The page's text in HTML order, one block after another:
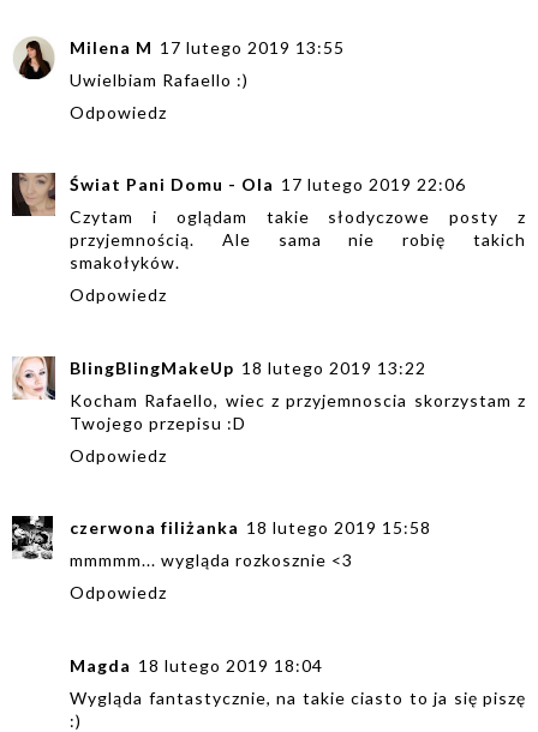
Milena M 17 lutego 2019 13:55
Uwielbiam Rafaello :)
Odpowiedz
Świat Pani Domu - Ola 17 lutego 2019 22:06
Czytam i oglądam takie słodyczowe posty z
przyjemnością. Ale sama nie robię takich
smakołyków.
Odpowiedz
BlingBlingMakeUp 18 lutego 2019 13:22
Kocham Rafaello, wiec z przyjemnoscia skorzystam z
Twojego przepisu :D
Odpowiedz
czerwona filiżanka 18 lutego 2019 15:58
mmmmm... wygląda rozkosznie <3
Odpowiedz
Magda 18 lutego 2019 18:04
Wygląda fantastycznie, na takie ciasto to ja się piszę
:)